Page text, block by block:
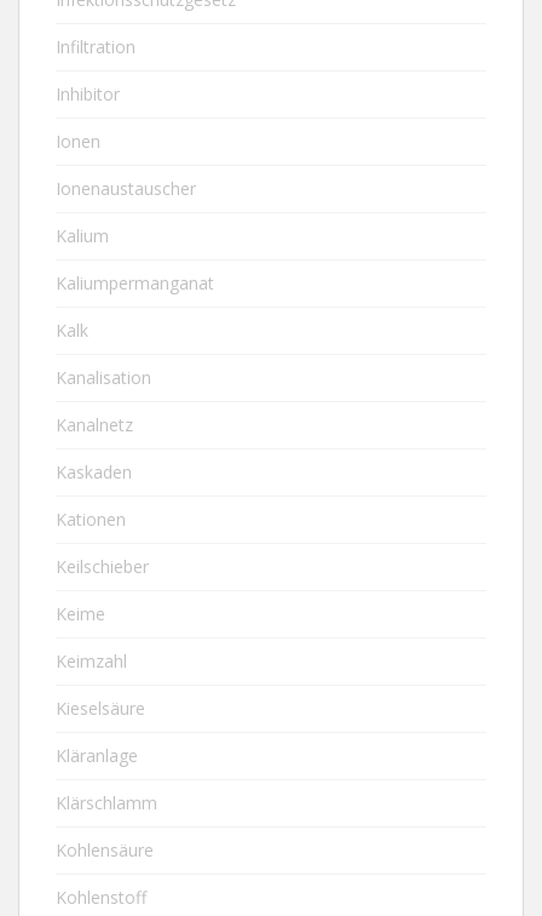
Infiltration
Inhibitor
Ionen
Ionenaustauscher
Kalium
Kaliumpermanganat
Kalk
Kanalisation
Kanalnetz
Kaskaden
Kationen
Keilschieber
Keime
Keimzahl
Kieselsäure
Kläranlage
Klärschlamm
Kohlensäure
Kohlenstoff